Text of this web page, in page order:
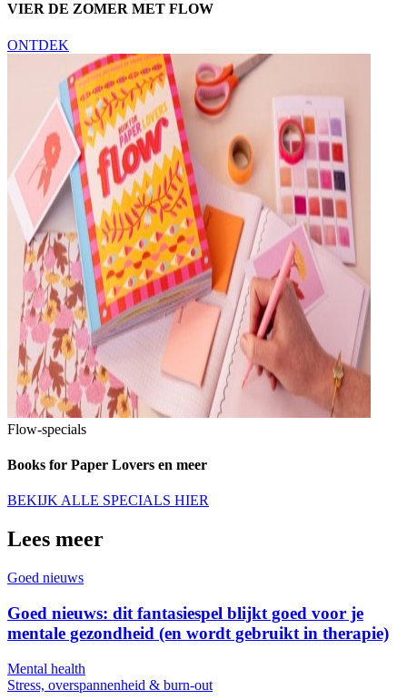
VIER DE ZOMER MET FLOW
ONTDEK
Flow-specials
Books for Paper Lovers en meer
BEKIJK ALLE SPECIALS HIER
Lees meer
Goed nieuws
Goed nieuws: dit fantasiespel blijkt goed voor je
mentale gezondheid (en wordt gebruikt in therapie)
Mental health
Stress, overspannenheid & burn-out